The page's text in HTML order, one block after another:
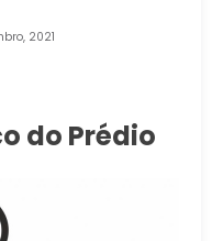
2021
do Prédio